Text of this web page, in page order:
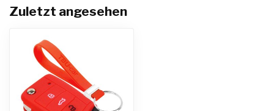
Zuletzt angesehen